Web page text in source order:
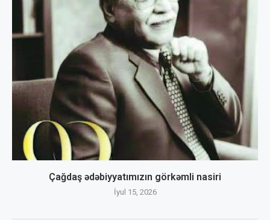
Çağdaş ədəbiyyatımızın görkəmli nasiri
İyul 15, 2026